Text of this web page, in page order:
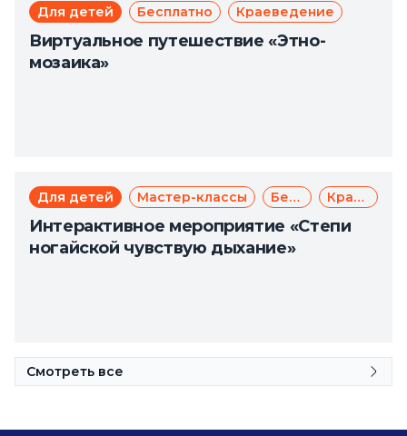
Для детей Бесплатно Краеведение
Виртуальное путешествие «Этно-
мозаика»
Для детей Мастер-классы Бесплатно Краеведение
Интерактивное мероприятие «Степи
ногайской чувствую дыхание»
Смотреть все